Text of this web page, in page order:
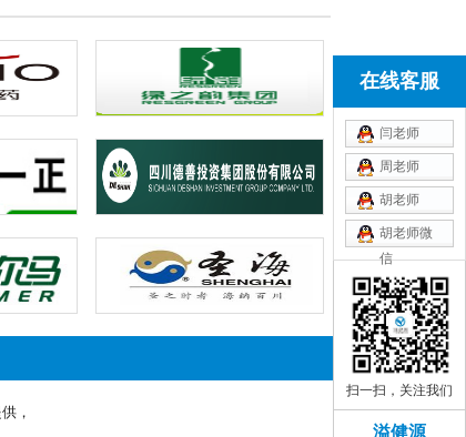
在线客服
闫老师
周老师
胡老师
胡老师微
信
xiaoli0315
扫一扫，关注我们
溢健源
，